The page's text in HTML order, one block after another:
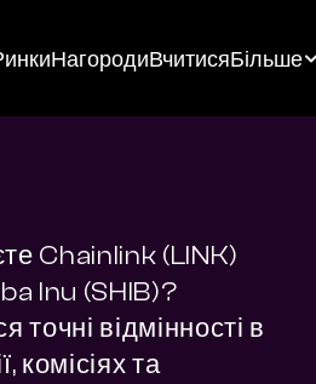
НагородиВчитисяБільше
Chainlink (LINK)
Inu (SHIB)?
точні відмінності в
комісіях та